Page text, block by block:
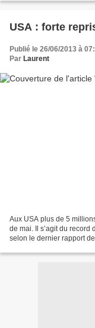
USA : forte
Publié le 26/06/2013 à
Par Laurent
Aux USA plus de 5
de mai. Il s’agit du
selon le dernier rapport